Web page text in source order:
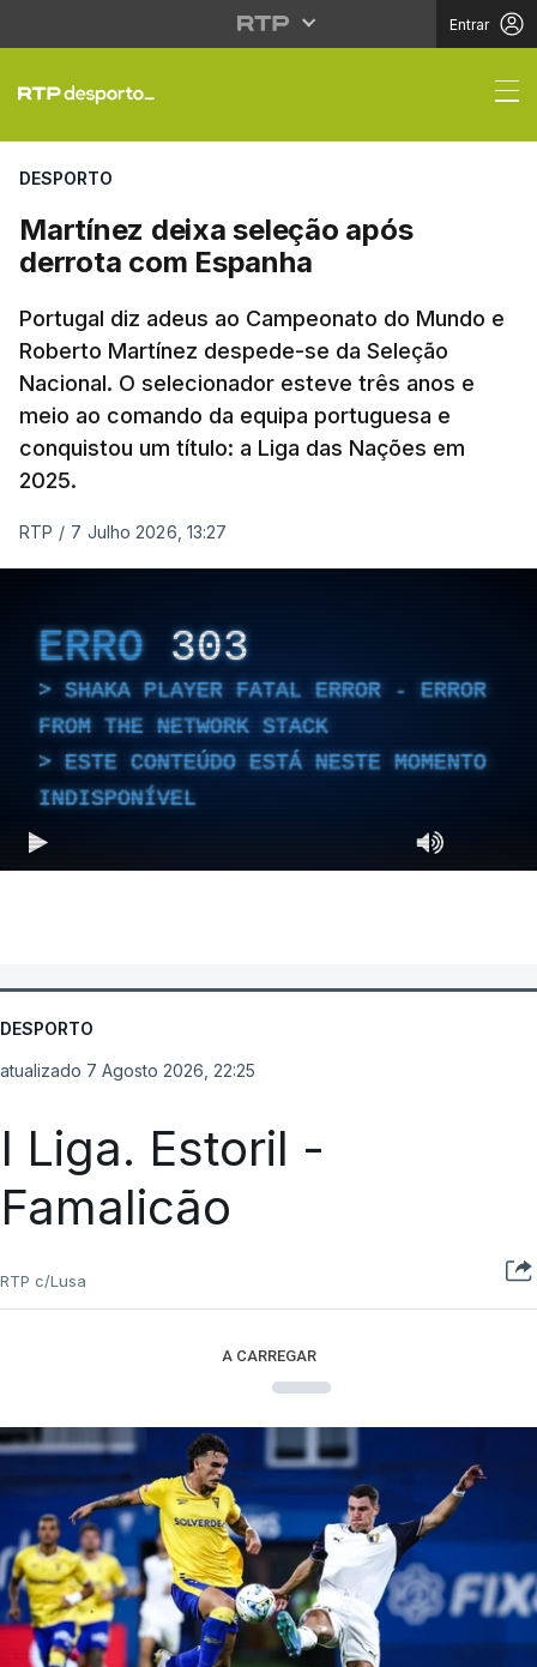
Entrar
Martínez deixa
DESPORTO
Martínez deixa seleção após
derrota com Espanha
Portugal diz adeus ao Campeonato do Mundo e
Roberto Martínez despede-se da Seleção
Nacional. O selecionador esteve três anos e
meio ao comando da equipa portuguesa e
conquistou um título: a Liga das Nações em
2025.
RTP / 7 Julho 2026, 13:27
ERRO 303
SHAKA PLAYER FATAL ERROR - ERROR
FROM THE NETWORK STACK
ESTE CONTEÚDO ESTÁ NESTE MOMENTO
INDISPONÍVEL
DESPORTO
atualizado 7 Agosto 2026, 22:25
I Liga. Estoril -
Famalicão
RTP c/Lusa
A CARREGAR